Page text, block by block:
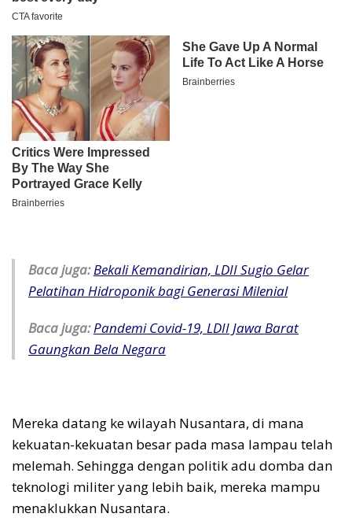
Baca juga:Bekali Kemandirian, LDII Sugio Gelar
Pelatihan Hidroponik bagi Generasi Milenial
Baca juga:Pandemi Covid-19, LDII Jawa Barat
Gaungkan Bela Negara
Mereka datang ke wilayah Nusantara, di mana
kekuatan-kekuatan besar pada masa lampau telah
melemah. Sehingga dengan politik adu domba dan
teknologi militer yang lebih baik, mereka mampu
menaklukkan Nusantara.